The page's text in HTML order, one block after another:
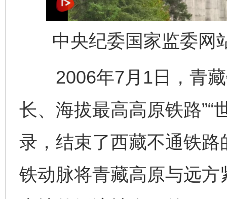
中央纪委国家监委网
2006年7月1日，青藏
长、海拔最高高原铁路”“
录，结束了西藏不通铁
铁动脉将青藏高原与远